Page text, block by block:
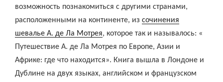
возможность познакомиться с другими странами,
расположенными на континенте, из сочинения
шевалье А. де Ла Мотрея, которое так и называлось: «
Путешествие А. де Ла Мотрея по Европе, Азии и
Африке: где что находится». Книга вышла в Лондоне и
Дублине на двух языках, английском и французском